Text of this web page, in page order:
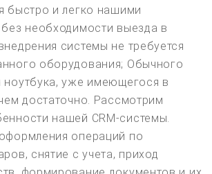
быстро и легко нашими
необходимости выезда в
системы не требуется
оборудования; Обычного
ноутбука, уже имеющегося в
достаточно. Рассмотрим
нашей CRM-системы.
операций по
снятие с учета, приход